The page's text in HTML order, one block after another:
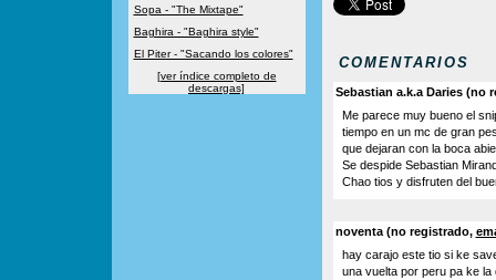
Sopa - "The Mixtape"
Baghira - "Baghira style"
El Piter - "Sacando los colores"
[ver índice completo de
descargas]
COMENTARIOS
Sebastian a.k.a Daries (no
Me parece muy bueno el
tiempo en un mc de gran
que dejaran con la boca
Se despide Sebastian
Chao tios y disfruten del
noventa (no registrado,
hay carajo este tio si ke
una vuelta por peru pa ke